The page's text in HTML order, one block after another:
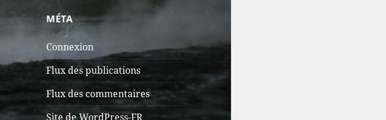
MÉTA
Connexion
Flux des publications
Flux des commentaires
Site de WordPress-FR